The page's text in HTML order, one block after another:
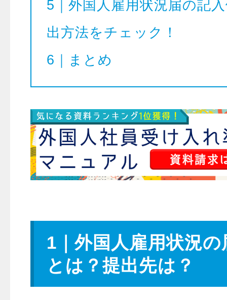
5｜外国人雇用状況届の記
出方法をチェック！
6｜まとめ
1｜外国人雇用状況の
とは？提出先は？